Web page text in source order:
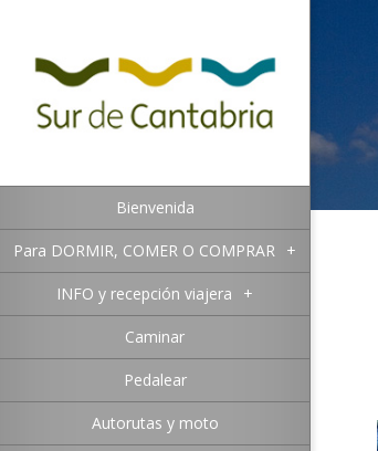
Bienvenida
Para DORMIR, COMER O COMPRAR +
INFO y recepción viajera +
Caminar
Pedalear
Autorutas y moto